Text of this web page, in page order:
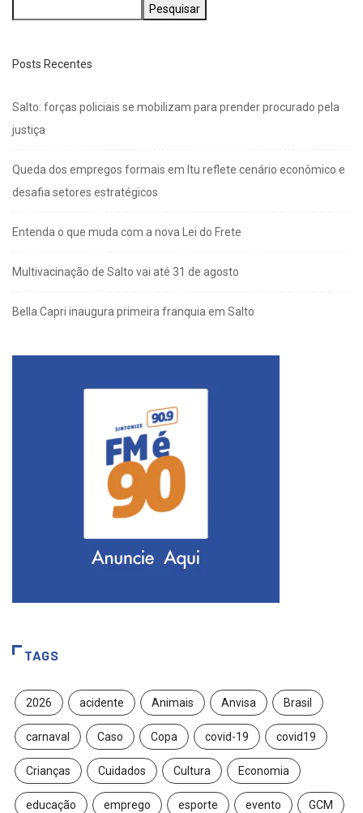
Pesquisar
Posts Recentes
Salto: forças policiais se mobilizam para prender procurado pela
justiça
Queda dos empregos formais em Itu reflete cenário econômico e
desafia setores estratégicos
Entenda o que muda com a nova Lei do Frete
Multivacinação de Salto vai até 31 de agosto
Bella Capri inaugura primeira franquia em Salto
TAGS
2026 acidente Animais Anvisa Brasil
carnaval Caso Copa covid-19 covid19
Crianças Cuidados Cultura Economia
educação emprego esporte evento GCM